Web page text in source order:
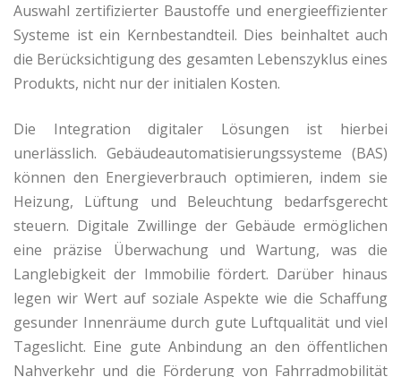
Auswahl zertifizierter Baustoffe und energieeffizienter
Systeme ist ein Kernbestandteil. Dies beinhaltet auch
die Berücksichtigung des gesamten Lebenszyklus eines
Produkts, nicht nur der initialen Kosten.
Die Integration digitaler Lösungen ist hierbei
unerlässlich. Gebäudeautomatisierungssysteme (BAS)
können den Energieverbrauch optimieren, indem sie
Heizung, Lüftung und Beleuchtung bedarfsgerecht
steuern. Digitale Zwillinge der Gebäude ermöglichen
eine präzise Überwachung und Wartung, was die
Langlebigkeit der Immobilie fördert. Darüber hinaus
legen wir Wert auf soziale Aspekte wie die Schaffung
gesunder Innenräume durch gute Luftqualität und viel
Tageslicht. Eine gute Anbindung an den öffentlichen
Nahverkehr und die Förderung von Fahrradmobilität